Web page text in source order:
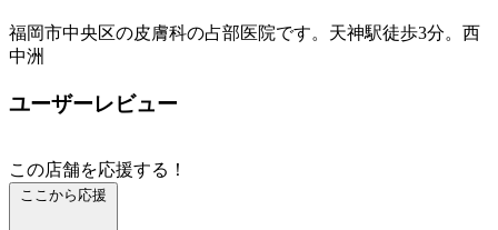
福岡市中央区の皮膚科の占部医院です。天神駅徒歩3分。西
中洲
ユーザーレビュー
この店舗を応援する！
ここから応援